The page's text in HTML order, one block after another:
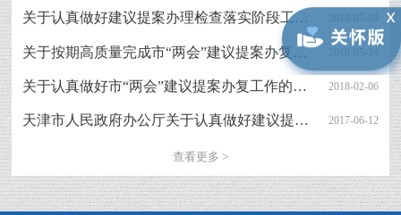
关于认真做好建议提案办理检查落实阶段工作的通知
关于按期高质量完成市“两会”建议提案办复任务的通知
关于认真做好市“两会”建议提案办复工作的通知 2018-02-06
天津市人民政府办公厅关于认真做好建议提案办理检查落实阶段工作的通知 2017-06-12
查看更多 >